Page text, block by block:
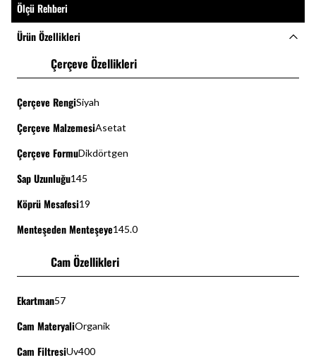
Ölçü Rehberi
Ürün Özellikleri
Çerçeve Özellikleri
Çerçeve RengiSiyah
Çerçeve MalzemesiAsetat
Çerçeve FormuDikdörtgen
Sap Uzunluğu145
Köprü Mesafesi19
Menteşeden Menteşeye145.0
Cam Özellikleri
Ekartman57
Cam MateryaliOrganik
Cam FiltresiUv400